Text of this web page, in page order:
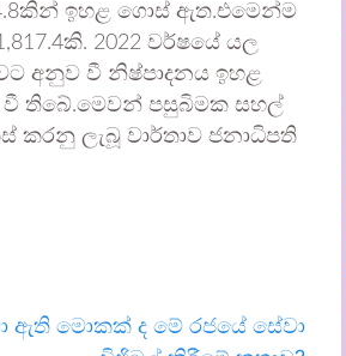
ඉහළ ගොස් ඇත.එමෙන්ම
2022 වර්ෂයේ යල
අනුව වී නිෂ්පාදනය ඉහළ
වී තිබේ.මෙවන් පසුබිමක සහල්
ලැබූ වාර්තාව ජනාධිපති
ඇති මොකක් ද මේ රජයේ සේවා